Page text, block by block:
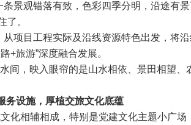
景观错落有致，色彩四季分明，沿途有
了。
项目工程实际及沿线资源特色出发，将
+旅游”深度融合发展。
间，映入眼帘的是山水相依、景田相望
务设施，厚植交旅文化底蕴
化相辅相成，特别是党建文化主题小广场